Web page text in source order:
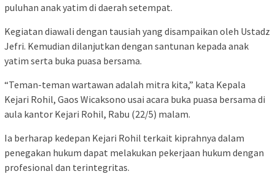
puluhan anak yatim di daerah setempat.
Kegiatan diawali dengan tausiah yang disampaikan oleh Ustadz
Jefri. Kemudian dilanjutkan dengan santunan kepada anak
yatim serta buka puasa bersama.
“Teman-teman wartawan adalah mitra kita,” kata Kepala
Kejari Rohil, Gaos Wicaksono usai acara buka puasa bersama di
aula kantor Kejari Rohil, Rabu (22/5) malam.
Ia berharap kedepan Kejari Rohil terkait kiprahnya dalam
penegakan hukum dapat melakukan pekerjaan hukum dengan
profesional dan terintegritas.